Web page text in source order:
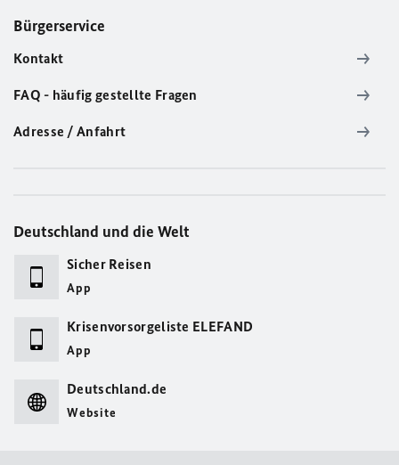
Bürgerservice
Kontakt
FAQ - häufig gestellte Fragen
Adresse / Anfahrt
Deutschland und die Welt
Sicher Reisen
App
Krisenvorsorgeliste ELEFAND
App
Deutschland.de
Website